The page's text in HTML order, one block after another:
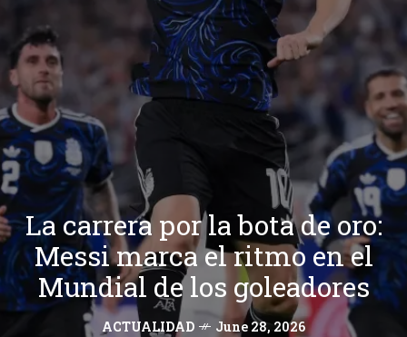
La carrera por la bota de oro:
Messi marca el ritmo en el
Mundial de los goleadores
ACTUALIDAD June 28, 2026